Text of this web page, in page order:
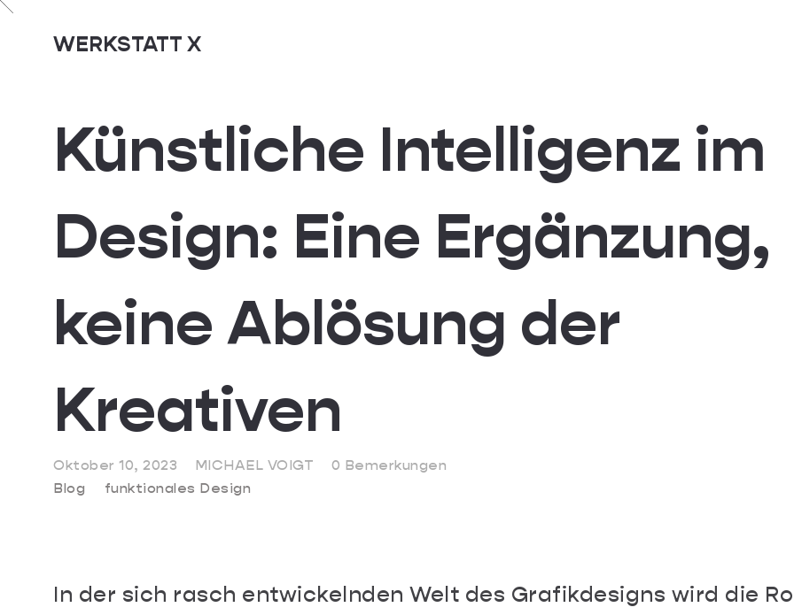
WERKSTATT X
Künstliche Intelligenz im
Design: Eine Ergänzung,
keine Ablösung der
Kreativen
Oktober 10, 2023 MICHAEL VOIGT
0 Bemerkungen
Blog
funktionales Design
In der sich rasch entwickelnden Welt des Grafikdesigns wird die